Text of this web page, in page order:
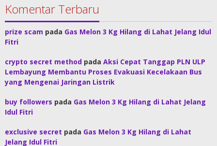
Komentar Terbaru
prize scam pada Gas Melon 3 Kg Hilang di Lahat Jelang Idul
Fitri
crypto secret method pada Aksi Cepat Tanggap PLN ULP
Lembayung Membantu Proses Evakuasi Kecelakaan Bus
yang Mengenai Jaringan Listrik
buy followers pada Gas Melon 3 Kg Hilang di Lahat Jelang
Idul Fitri
exclusive secret pada Gas Melon 3 Kg Hilang di Lahat
Jelang Idul Fitri